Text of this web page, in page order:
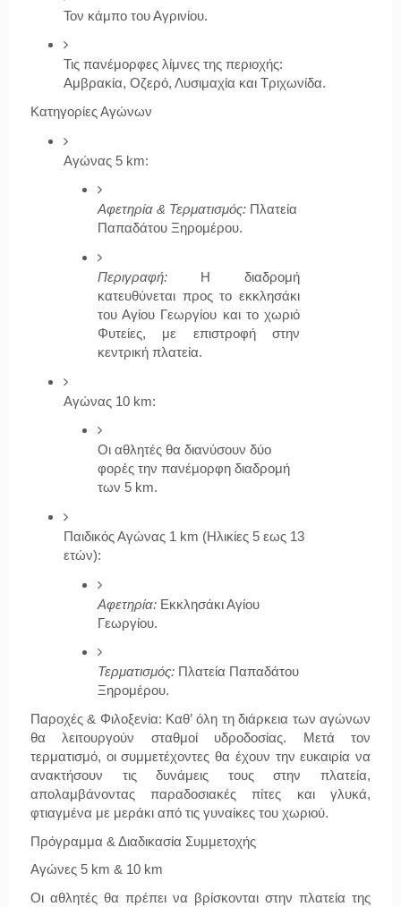
Τον κάμπο του Αγρινίου.
Τις πανέμορφες λίμνες της περιοχής:
Αμβρακία, Οζερό, Λυσιμαχία και Τριχωνίδα.
Κατηγορίες Αγώνων
Αγώνας 5 km:
Αφετηρία & Τερματισμός: Πλατεία
Παπαδάτου Ξηρομέρου.
Περιγραφή: Η διαδρομή
κατευθύνεται προς το εκκλησάκι
του Αγίου Γεωργίου και το χωριό
Φυτείες, με επιστροφή στην
κεντρική πλατεία.
Αγώνας 10 km:
Οι αθλητές θα διανύσουν δύο
φορές την πανέμορφη διαδρομή
των 5 km.
Παιδικός Αγώνας 1 km (Ηλικίες 5 εως 13
ετών):
Αφετηρία: Εκκλησάκι Αγίου
Γεωργίου.
Τερματισμός: Πλατεία Παπαδάτου
Ξηρομέρου.
Παροχές & Φιλοξενία: Καθ’ όλη τη διάρκεια των αγώνων
θα λειτουργούν σταθμοί υδροδοσίας. Μετά τον
τερματισμό, οι συμμετέχοντες θα έχουν την ευκαιρία να
ανακτήσουν τις δυνάμεις τους στην πλατεία,
απολαμβάνοντας παραδοσιακές πίτες και γλυκά,
φτιαγμένα με μεράκι από τις γυναίκες του χωριού.
Πρόγραμμα & Διαδικασία Συμμετοχής
Αγώνες 5 km & 10 km
Οι αθλητές θα πρέπει να βρίσκονται στην πλατεία της